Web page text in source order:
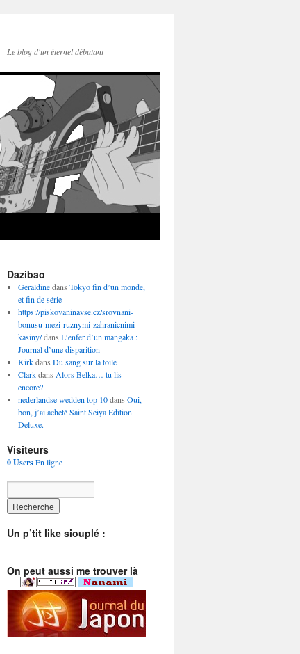
Le blog d'un éternel débutant
Dazibao
Geraldinedans Tokyo fin d’un monde,
et fin de série
https://piskovaninavse.cz/srovnani-
bonusu-mezi-ruznymi-zahranicnimi-
kasiny/dans L’enfer d’un mangaka :
Journal d’une disparition
Kirkdans Du sang sur la toile
Clarkdans Alors Belka… tu lis
encore?
nederlandse wedden top 10dans Oui,
bon, j’ai acheté Saint Seiya Edition
Deluxe.
Visiteurs
0 UsersEn ligne
Un p’tit like siouplé :
On peut aussi me trouver là